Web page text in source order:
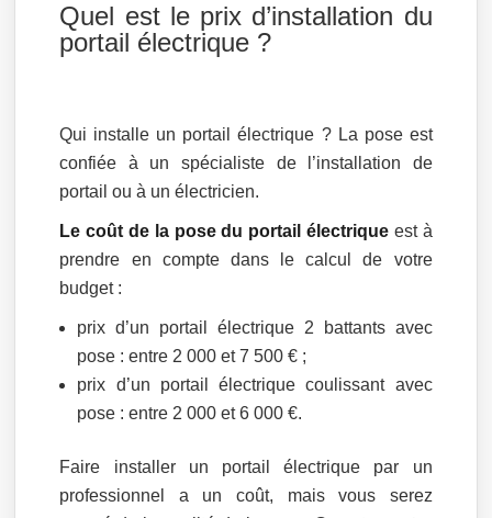
Quel est le prix d’installation du
portail électrique ?
Qui installe un portail électrique ? La pose est
confiée à un spécialiste de l’installation de
portail ou à un électricien.
Le coût de la pose du portail électriqueest à
prendre en compte dans le calcul de votre
budget :
prix d’un portail électrique 2 battants avec
pose : entre 2 000 et 7 500 € ;
prix d’un portail électrique coulissant avec
pose : entre 2 000 et 6 000 €.
Faire installer un portail électrique par un
professionnel a un coût, mais vous serez